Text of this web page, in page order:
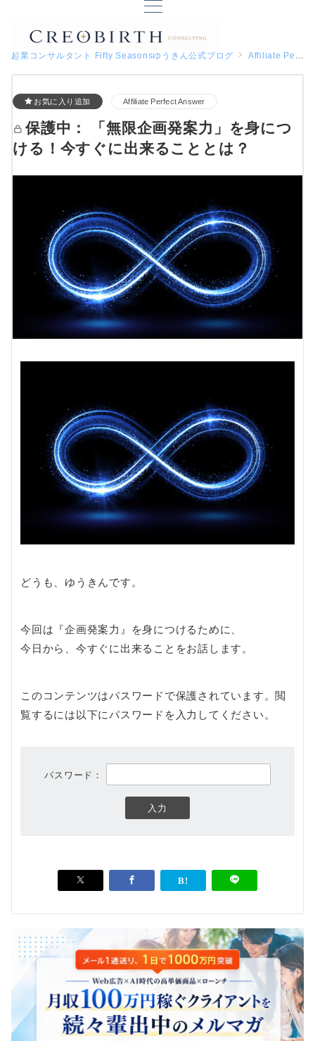
起業コンサルタント Fifty Seasonsゆうきん公式ブログ Affiliate Perfect Answer
お気に入り追加 Affiliate Perfect Answer
保護中： 「無限企画発案力」を身につ
ける！今すぐに出来ることとは？
どうも、ゆうきんです。
今回は『企画発案力』を身につけるために、
今日から、今すぐに出来ることをお話します。
このコンテンツはパスワードで保護されています。閲
覧するには以下にパスワードを入力してください。
パスワード：